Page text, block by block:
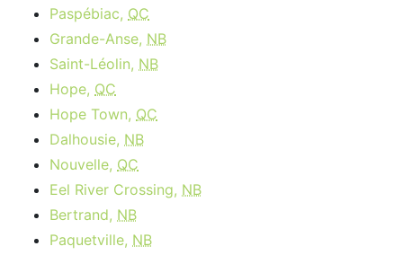
Paspébiac, QC
Grande-Anse, NB
Saint-Léolin, NB
Hope, QC
Hope Town, QC
Dalhousie, NB
Nouvelle, QC
Eel River Crossing, NB
Bertrand, NB
Paquetville, NB